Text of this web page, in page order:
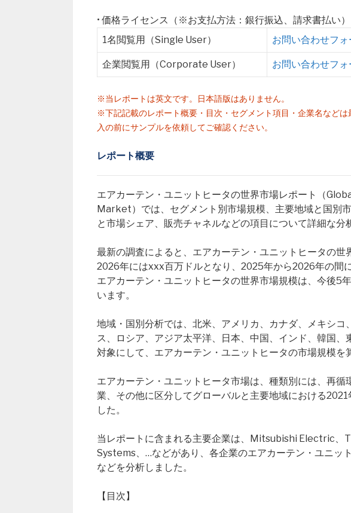
• 価格ライセンス（※お支払方法：銀行振込、請求書払い）
1名閲覧用（Single User）
お問い合わせフォ
企業閲覧用（Corporate User） お問い合わせフォ
※当レポートは英文です。日本語版はありません。
※下記記載のレポート概要・目次・セグメント項目・企業名など
入の前にサンプルを依頼してご確認ください。
レポート概要
エアカーテン・ユニットヒータの世界市場レポート（
Market）では、セグメント別市場規模、主要地域と国別
と市場シェア、販売チャネルなどの項目について詳細な分
最新の調査によると、エアカーテン・ユニットヒータの
2026年にはxxx百万ドルとなり、2025年から2026年の間
エアカーテン・ユニットヒータの世界市場規模は、今後5
います。
地域・国別分析では、北米、アメリカ、カナダ、メキシ
ス、ロシア、アジア太平洋、日本、中国、インド、韓国
対象にして、エアカーテン・ユニットヒータの市場規模を
エアカーテン・ユニットヒータ市場は、種類別には、再
業、その他に区分してグローバルと主要地域における
した。
当レポートに含まれる主要企業は、Mitsubishi Electric
Systems、…などがあり、各企業のエアカーテン・ユニッ
などを分析しました。
【目次】